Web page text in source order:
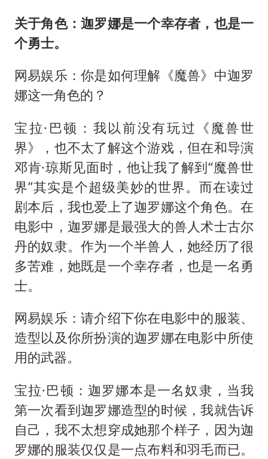
关于角色：迦罗娜是一个幸存者，也是一
个勇士。
网易娱乐：你是如何理解《魔兽》中迦罗
娜这一角色的？
宝拉·巴顿：我以前没有玩过《魔兽世
界》，也不太了解这个游戏，但在和导演
邓肯·琼斯见面时，他让我了解到“魔兽世
界”其实是个超级美妙的世界。而在读过
剧本后，我也爱上了迦罗娜这个角色。在
电影中，迦罗娜是最强大的兽人术士古尔
丹的奴隶。作为一个半兽人，她经历了很
多苦难，她既是一个幸存者，也是一名勇
士。
网易娱乐：请介绍下你在电影中的服装、
造型以及你所扮演的迦罗娜在电影中所使
用的武器。
宝拉·巴顿：迦罗娜本是一名奴隶，当我
第一次看到迦罗娜造型的时候，我就告诉
自己，我不太想穿成她那个样子，因为迦
罗娜的服装仅仅是一点布料和羽毛而已。